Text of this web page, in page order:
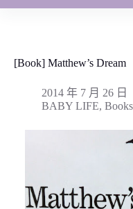
[Book] Matthew’s Dream
2014 年 7 月 26 日
BABY LIFE, Books